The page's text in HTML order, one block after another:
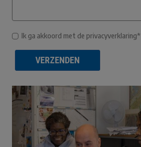
Ik ga akkoord met de privacyverklaring*
VERZENDEN